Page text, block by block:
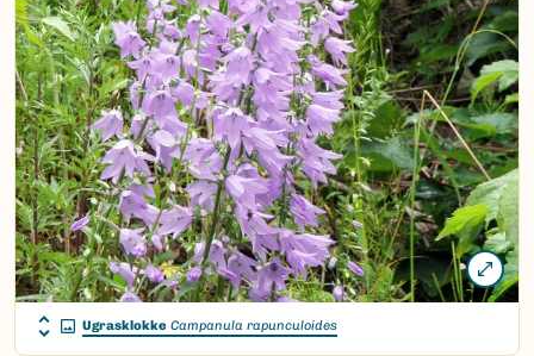
Ugrasklokke Campanula rapunculoides